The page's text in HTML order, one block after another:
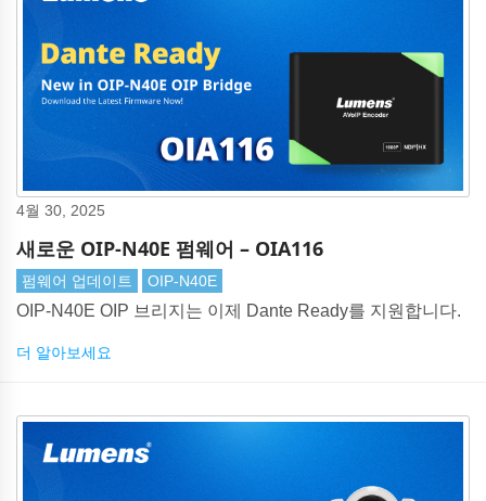
4월 30, 2025
새로운 OIP-N40E 펌웨어 – OIA116
펌웨어 업데이트 OIP-N40E
OIP-N40E OIP 브리지는 이제 Dante Ready를 지원합니다.
더 알아보세요